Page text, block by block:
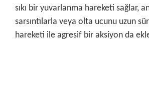
sıkı bir yuvarlanma hareketi sağlar,
sarsıntılarla veya olta ucunu uzun
hareketi ile agresif bir aksiyon da